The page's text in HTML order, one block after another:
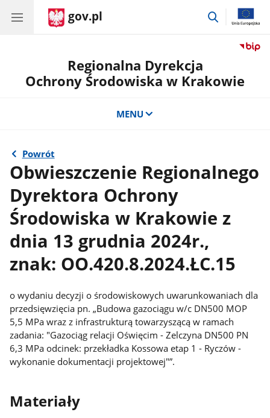
gov.pl
przejdź
Regionalna Dyrekcja
Ochrony Środowiska w Krakowie
MENU
Powrót
Obwieszczenie Regionalnego
Dyrektora Ochrony
Środowiska w Krakowie z
dnia 13 grudnia 2024r.,
znak: OO.420.8.2024.ŁC.15
o wydaniu decyzji o środowiskowych uwarunkowaniach dla
przedsięwzięcia pn. „Budowa gazociągu w/c DN500 MOP
5,5 MPa wraz z infrastrukturą towarzyszącą w ramach
zadania: "Gazociąg relacji Oświęcim - Zelczyna DN500 PN
6,3 MPa odcinek: przekładka Kossowa etap 1 - Ryczów -
wykonanie dokumentacji projektowej"”.
Materiały